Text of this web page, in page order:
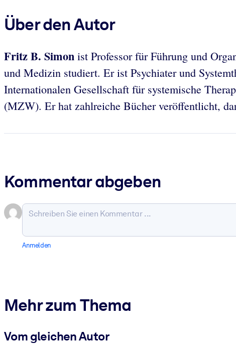
Über den Autor
Fritz B. Simon ist Professor für Führung und
und Medizin studiert. Er ist Psychiater und
Internationalen Gesellschaft für systemische
(MZW). Er hat zahlreiche Bücher veröffentlicht,
Kommentar abgeben
Anmelden
Mehr zum Thema
Vom gleichen Autor